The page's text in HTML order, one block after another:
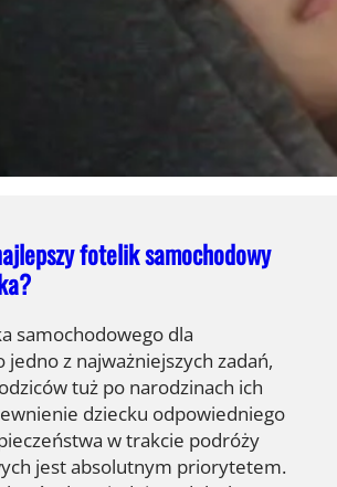
fotelik samochodowy
samochodowego dla
z najważniejszych zadań,
tuż po narodzinach ich
dziecku odpowiedniego
w trakcie podróży
jest absolutnym priorytetem.